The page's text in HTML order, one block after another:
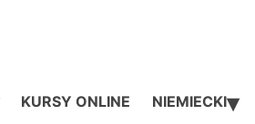
KURSY ONLINE NIEMIECKI▾